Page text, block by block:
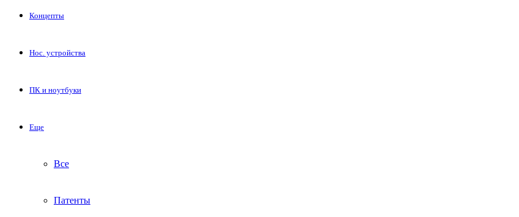
Концепты
Нос. устройства
ПК и ноутбуки
Еще
Все
Патенты